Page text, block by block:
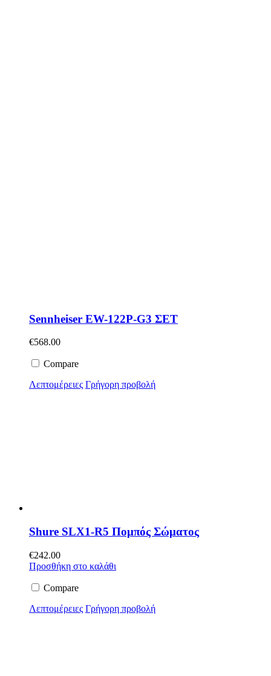
Sennheiser EW-122P-G3 ΣΕΤ
€568.00
Compare
Λεπτομέρειες Γρήγορη προβολή
Shure SLX1-R5 Πομπός Σώματος
€242.00
Προσθήκη στο καλάθι
Compare
Λεπτομέρειες Γρήγορη προβολή